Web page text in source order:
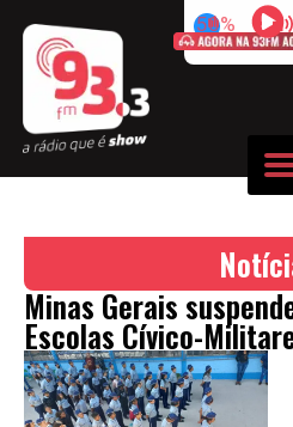
50%
Minas Gerais
Escolas Cívico-